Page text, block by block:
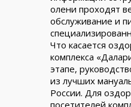
олени проходят
обслуживание и
Что касается
комплекса
этапе,
из лучших
России. Для
посетителей